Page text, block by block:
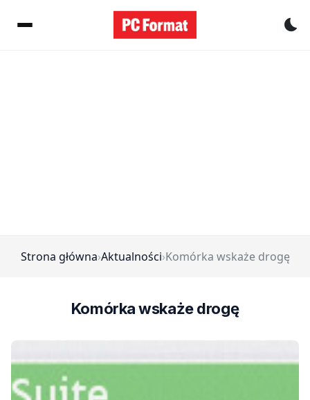
Strona główna›Aktualności›Komórka wskaże drogę
Komórka wskaże drogę